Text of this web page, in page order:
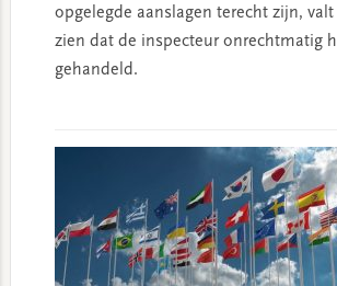
opgelegde aanslagen terecht zijn,
zien dat de inspecteur onrechtmatig
gehandeld.